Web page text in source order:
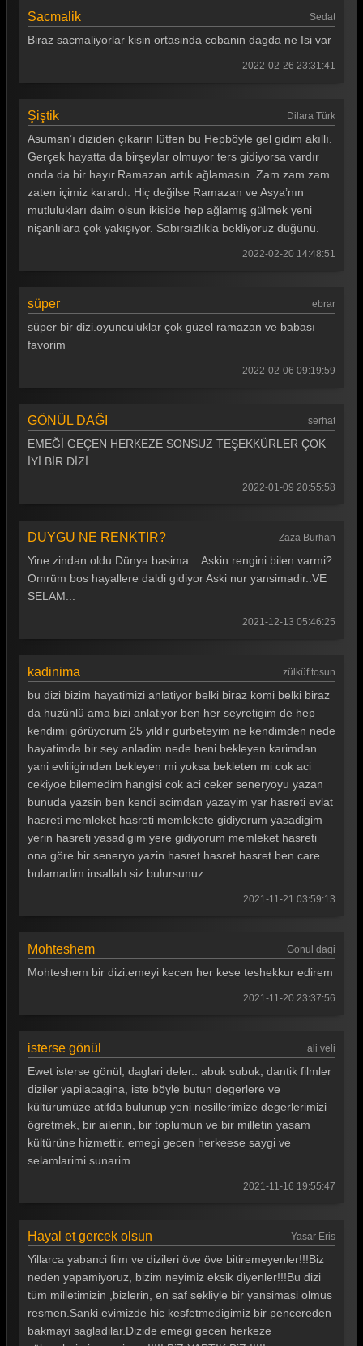
Sacmalik Sedat
Biraz sacmaliyorlar kisin ortasinda cobanin dagda ne Isi var
2022-02-26 23:31:41
Şiştik Dilara Türk
Asuman’ı diziden çıkarın lütfen bu Hepböyle gel gidim akıllı.
Gerçek hayatta da birşeylar olmuyor ters gidiyorsa vardır
onda da bir hayır.Ramazan artık ağlamasın. Zam zam zam
zaten içimiz karardı. Hiç değilse Ramazan ve Asya’nın
mutlulukları daim olsun ikiside hep ağlamış gülmek yeni
nişanlılara çok yakışıyor. Sabırsızlıkla bekliyoruz düğünü.
2022-02-20 14:48:51
süper ebrar
süper bir dizi.oyunculuklar çok güzel ramazan ve babası
favorim
2022-02-06 09:19:59
GÖNÜL DAĞI serhat
EMEĞİ GEÇEN HERKEZE SONSUZ TEŞEKKÜRLER ÇOK
İYİ BİR DİZİ
2022-01-09 20:55:58
DUYGU NE RENKTIR? Zaza Burhan
Yine zindan oldu Dünya basima... Askin rengini bilen varmi?
Omrüm bos hayallere daldi gidiyor Aski nur yansimadir..VE
SELAM...
2021-12-13 05:46:25
kadinima zülküf tosun
bu dizi bizim hayatimizi anlatiyor belki biraz komi belki biraz
da huzünlü ama bizi anlatiyor ben her seyretigim de hep
kendimi görüyorum 25 yildir gurbeteyim ne kendimden nede
hayatimda bir sey anladim nede beni bekleyen karimdan
yani evliligimden bekleyen mi yoksa bekleten mi cok aci
cekiyoe bilemedim hangisi cok aci ceker seneryoyu yazan
bunuda yazsin ben kendi acimdan yazayim yar hasreti evlat
hasreti memleket hasreti memlekete gidiyorum yasadigim
yerin hasreti yasadigim yere gidiyorum memleket hasreti
ona göre bir seneryo yazin hasret hasret hasret ben care
bulamadim insallah siz bulursunuz
2021-11-21 03:59:13
Mohteshem Gonul dagi
Mohteshem bir dizi.emeyi kecen her kese teshekkur edirem
2021-11-20 23:37:56
isterse gönül ali veli
Ewet isterse gönül, daglari deler.. abuk subuk, dantik filmler
diziler yapilacagina, iste böyle butun degerlere ve
kültürümüze atifda bulunup yeni nesillerimize degerlerimizi
ögretmek, bir ailenin, bir toplumun ve bir milletin yasam
kültürüne hizmettir. emegi gecen herkeese saygi ve
selamlarimi sunarim.
2021-11-16 19:55:47
Hayal et gercek olsun Yasar Eris
Yillarca yabanci film ve dizileri öve öve bitiremeyenler!!!Biz
neden yapamiyoruz, bizim neyimiz eksik diyenler!!!Bu dizi
tüm milletimizin ,bizlerin, en saf sekliyle bir yansimasi olmus
resmen.Sanki evimizde hic kesfetmedigimiz bir pencereden
bakmayi sagladilar.Dizide emegi gecen herkeze